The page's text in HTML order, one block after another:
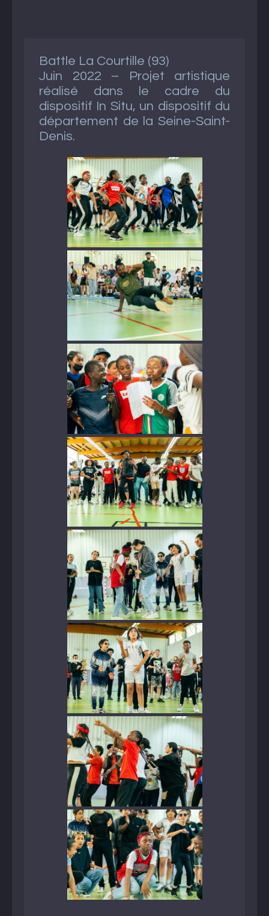
Battle La Courtille (93)
Juin 2022 – Projet artistique
réalisé dans le cadre du
dispositif In Situ, un dispositif du
département de la Seine-Saint-
Denis.